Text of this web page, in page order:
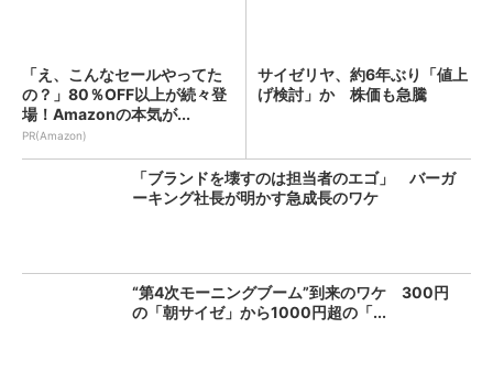
「え、こんなセールやってた
の？」80％OFF以上が続々登
場！Amazonの本気が...
PR(Amazon)
サイゼリヤ、約6年ぶり「値上
げ検討」か 株価も急騰
「ブランドを壊すのは担当者のエゴ」 バーガ
ーキング社長が明かす急成長のワケ
“第4次モーニングブーム”到来のワケ 300円
の「朝サイゼ」から1000円超の「...